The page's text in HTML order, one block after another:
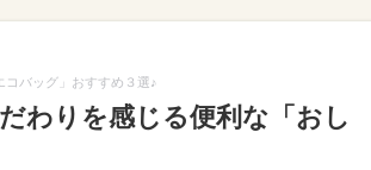
バッグ」おすすめ３選♪
わりを感じる便利な「おし